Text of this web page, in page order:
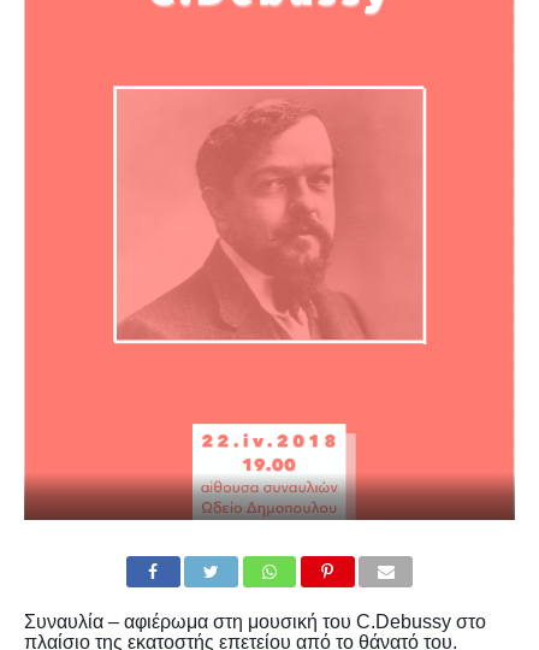
Συναυλία – αφιέρωμα στη μουσική του C.Debussy στο
πλαίσιο της εκατοστής επετείου από το θάνατό του.